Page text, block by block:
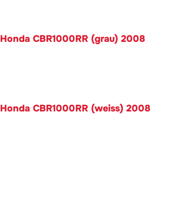
Honda CBR1000RR (grau) 2008
Honda CBR1000RR (weiss) 2008